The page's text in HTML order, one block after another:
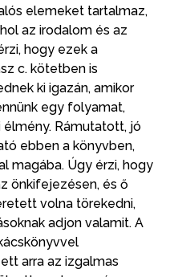
elemeket tartalmaz,
az irodalom és az
hogy ezek a
c. kötetben is
ki igazán, amikor
egy folyamat,
Rámutatott, jó
ebben a könyvben,
magába. Úgy érzi, hogy
önkifejezésen, és ő
volna törekedni,
adjon valamit. A
arra az izgalmas